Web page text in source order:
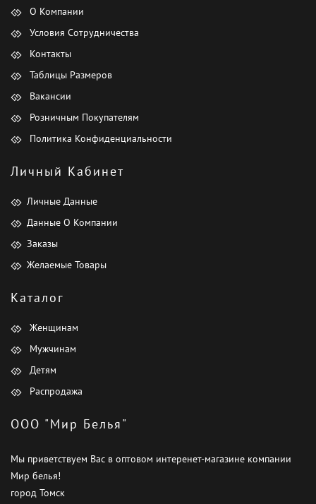
О Компании
Условия Сотрудничества
Контакты
Таблицы Размеров
Вакансии
Розничным Покупателям
Политика Конфиденциальности
Личный Кабинет
Личные Данные
Данные О Компании
Заказы
Желаемые Товары
Каталог
Женщинам
Мужчинам
Детям
Распродажа
ООО "Мир Белья"
Мы приветствуем Вас в оптовом интеренет-магазине компании
Мир белья!
город Томск